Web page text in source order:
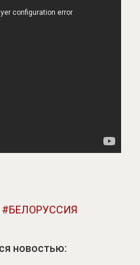
БЕЛОРУССИЯ
новостью: